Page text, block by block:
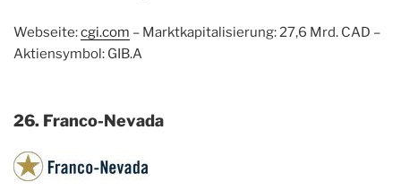
Webseite:cgi.com – Marktkapitalisierung: 27,6 Mrd. CAD –
Aktiensymbol: GIB.A
26. Franco-Nevada